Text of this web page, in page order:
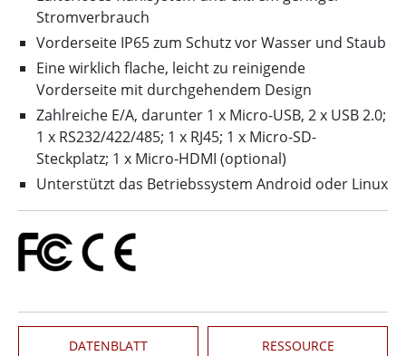
Stromverbrauch
Vorderseite IP65 zum Schutz vor Wasser und Staub
Eine wirklich flache, leicht zu reinigende
Vorderseite mit durchgehendem Design
Zahlreiche E/A, darunter 1 x Micro-USB, 2 x USB 2.0;
1 x RS232/422/485; 1 x RJ45; 1 x Micro-SD-
Steckplatz; 1 x Micro-HDMI (optional)
Unterstützt das Betriebssystem Android oder Linux
DATENBLATT RESSOURCE